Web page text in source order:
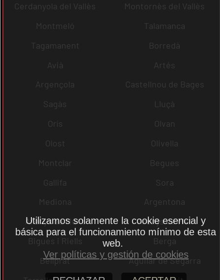
Cerdanyola del Vallès
Montornès del Vallès
Montmeló
Talamanca
Tagamanent
Borredà
Avià
Artés
Argençola
Castellnou de Bages
Sagàs
Lluçà
Orís
Olvan
Olost
Olivella
Montclar
Begues
Gallifa
Sora
Mediona
Argentona
Arenys de Munt
Arenys de Mar
Bigues i Riells
Berga
Bellprat
Aguilar de Segarra
Utilizamos solamente la cookie esencial y
básica para el funcionamiento mínimo de esta
web.
Ver políticas y gestión de cookies